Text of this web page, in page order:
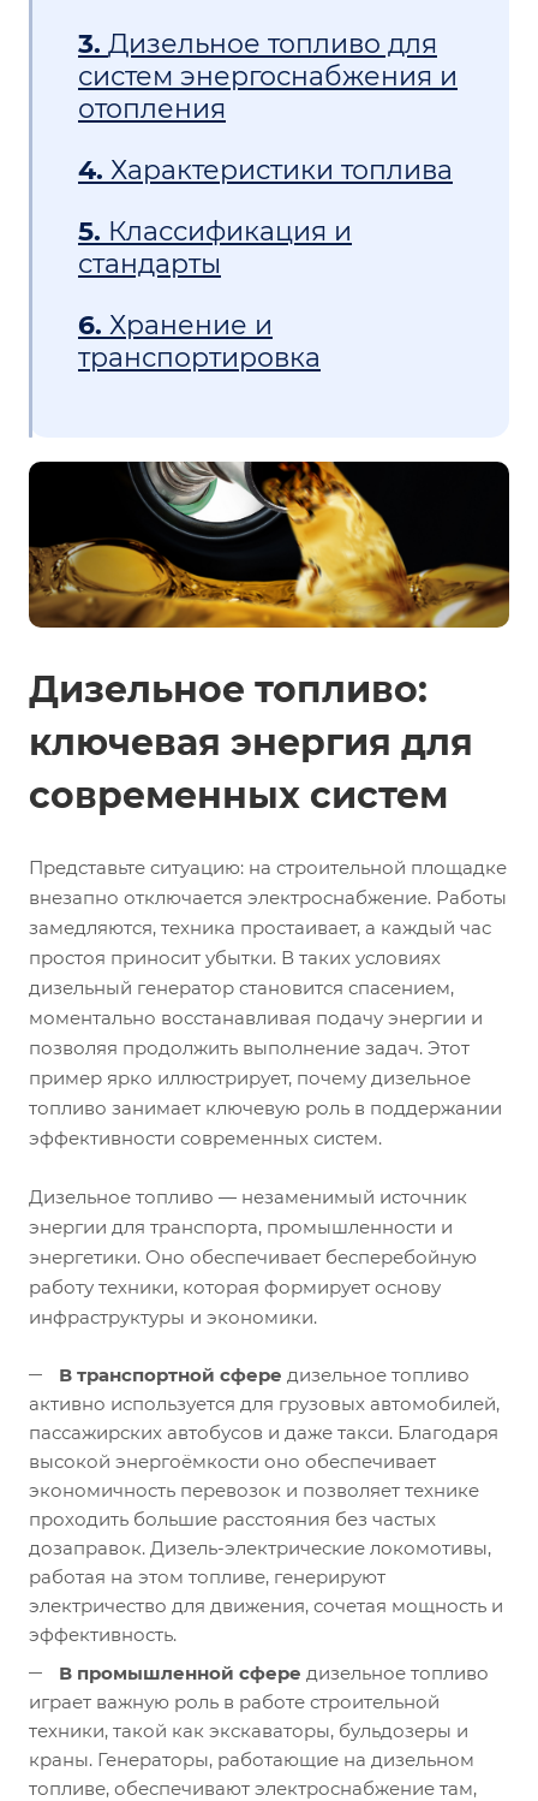
3. Дизельное топливо для
систем энергоснабжения и
отопления
4. Характеристики топлива
5. Классификация и
стандарты
6. Хранение и
транспортировка
Дизельное топливо:
ключевая энергия для
современных систем
Представьте ситуацию: на строительной площадке
внезапно отключается электроснабжение. Работы
замедляются, техника простаивает, а каждый час
простоя приносит убытки. В таких условиях
дизельный генератор становится спасением,
моментально восстанавливая подачу энергии и
позволяя продолжить выполнение задач. Этот
пример ярко иллюстрирует, почему дизельное
топливо занимает ключевую роль в поддержании
эффективности современных систем.
Дизельное топливо — незаменимый источник
энергии для транспорта, промышленности и
энергетики. Оно обеспечивает бесперебойную
работу техники, которая формирует основу
инфраструктуры и экономики.
В транспортной сфере дизельное топливо
активно используется для грузовых автомобилей,
пассажирских автобусов и даже такси. Благодаря
высокой энергоёмкости оно обеспечивает
экономичность перевозок и позволяет технике
проходить большие расстояния без частых
дозаправок. Дизель-электрические локомотивы,
работая на этом топливе, генерируют
электричество для движения, сочетая мощность и
эффективность.
В промышленной сфере дизельное топливо
играет важную роль в работе строительной
техники, такой как экскаваторы, бульдозеры и
краны. Генераторы, работающие на дизельном
топливе, обеспечивают электроснабжение там,